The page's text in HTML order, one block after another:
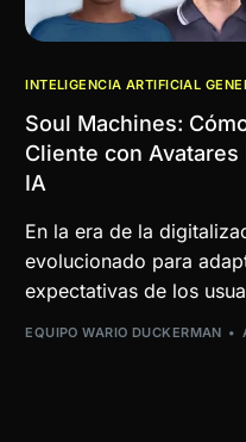
INTELIGENCIA ARTIFICIAL
Soul Machines:
Cliente con
IA
En la era de la
evolucionado para
expectativas de los
EQUIPO WARIO DUCKERMAN